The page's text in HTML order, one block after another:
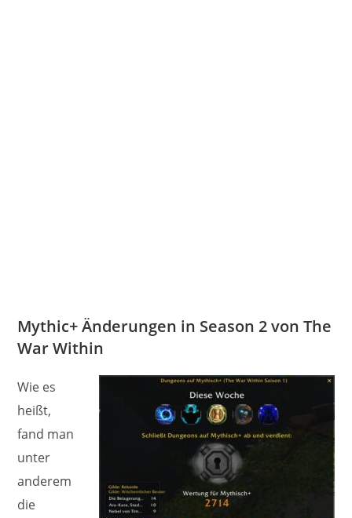
Mythic+ Änderungen in Season 2 von The
War Within
Wie es
heißt,
fand man
unter
anderem
die